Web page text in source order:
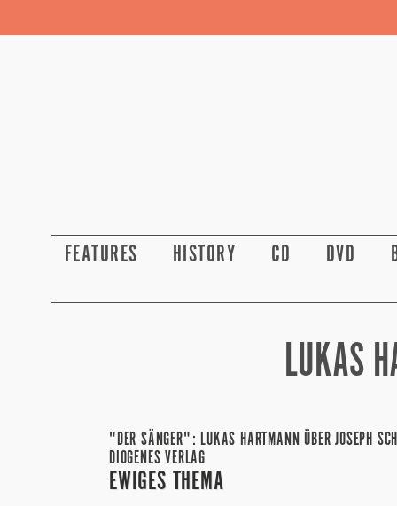
FEATURES HISTORY CD DVD
LUKAS
"DER SÄNGER": LUKAS HARTMANN ÜBER JOSEPH
DIOGENES VERLAG
EWIGES THEMA